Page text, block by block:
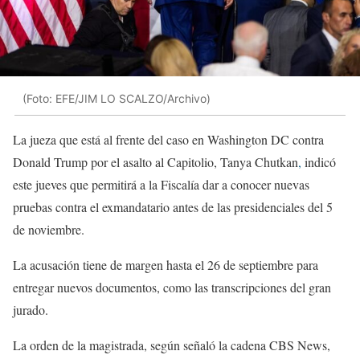
(Foto: EFE/JIM LO SCALZO/Archivo)
La jueza que está al frente del caso en Washington DC contra
Donald Trump por el asalto al Capitolio, Tanya Chutkan, indicó
este jueves que permitirá a la Fiscalía dar a conocer nuevas
pruebas contra el exmandatario antes de las presidenciales del 5
de noviembre.
La acusación tiene de margen hasta el 26 de septiembre para
entregar nuevos documentos, como las transcripciones del gran
jurado.
La orden de la magistrada, según señaló la cadena CBS News,